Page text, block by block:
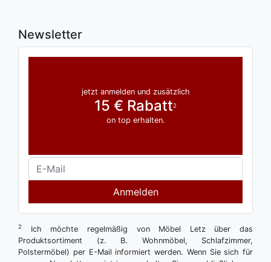
Newsletter
jetzt anmelden und zusätzlich
15 € Rabatt2
on top erhalten.
Anmelden
2
Ich möchte regelmäßig von Möbel Letz über das
Produktsortiment (z. B. Wohnmöbel, Schlafzimmer,
Polstermöbel) per E-Mail informiert werden. Wenn Sie sich für